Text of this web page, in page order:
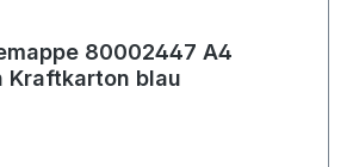
80002447 A4
blau